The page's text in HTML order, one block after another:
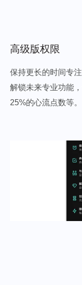
高级版权限
保持更长的时间专
解锁未来专业功能
25%的心流点数等。